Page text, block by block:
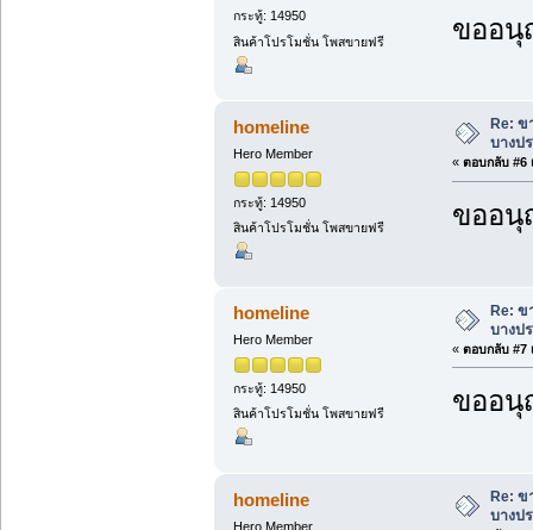
กระทู้: 14950
สินค้าโปรโมชั่น โพสขายฟรี
ขออนุ
homeline
Hero Member
กระทู้: 14950
สินค้าโปรโมชั่น โพสขายฟรี
Re: ข
บางป
« ตอบกลับ #6
ขออนุ
homeline
Hero Member
กระทู้: 14950
สินค้าโปรโมชั่น โพสขายฟรี
Re: ข
บางป
« ตอบกลับ #7
ขออนุ
homeline
Hero Member
Re: ข
บางป